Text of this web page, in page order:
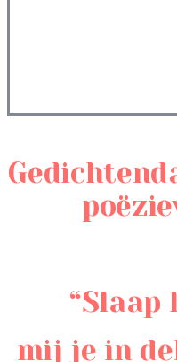
“Slaap
mij je in